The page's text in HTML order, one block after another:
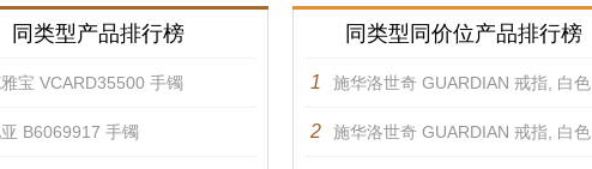
同类型产品排行榜
宝 VCARD35500 手镯
B6069917 手镯
同类型同价位产品排行榜
1 施华洛世奇 GUARDIAN 戒指, 白色, 镀白金色 手镯
2 施华洛世奇 GUARDIAN 戒指, 白色, 镀玫瑰金色 手镯